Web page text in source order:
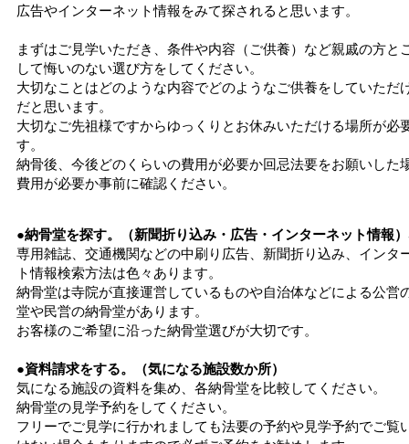
広告やインターネット情報をみて探されると思います。
まずはご見学いただき、条件や内容（ご供養）など親戚の方と
して悔いのない選び方をしてください。
大切なことはどのような内容でどのようなご供養をしていただ
だと思います。
大切なご先祖様ですからゆっくりとお休みいただける場所が必
す。
納骨後、今後どのくらいの費用が必要か回忌法要をお願いした
費用が必要か事前に確認ください。
●納骨堂を探す。（新聞折り込み・広告・インターネット情報
専用雑誌、交通機関などの中刷り広告、新聞折り込み、インタ
ト情報検索方法は色々あります。
納骨堂は寺院が直接運営しているものや自治体などによる公営
堂や民営の納骨堂があります。
お客様のご希望に沿った納骨堂選びが大切です。
●資料請求をする。（気になる施設数か所）
気になる施設の資料を集め、各納骨堂を比較してください。
納骨堂の見学予約をしてください。
フリーでご見学に行かれましても法要の予約や見学予約でご覧